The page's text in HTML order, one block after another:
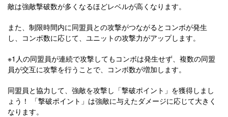
敵は強敵撃破数が多くなるほどレベルが高くなります。
また、制限時間内に同盟員との攻撃がつながるとコンボが発生
し、コンボ数に応じて、ユニットの攻撃力がアップします。
※1人の同盟員が連続で攻撃してもコンボは発生せず、複数の同盟
員が交互に攻撃を行うことで、コンボ数が増加します。
同盟員と協力して、強敵を攻撃し「撃破ポイント」を獲得しまし
ょう！ 「撃破ポイント」は強敵に与えたダメージに応じて大きく
なります。